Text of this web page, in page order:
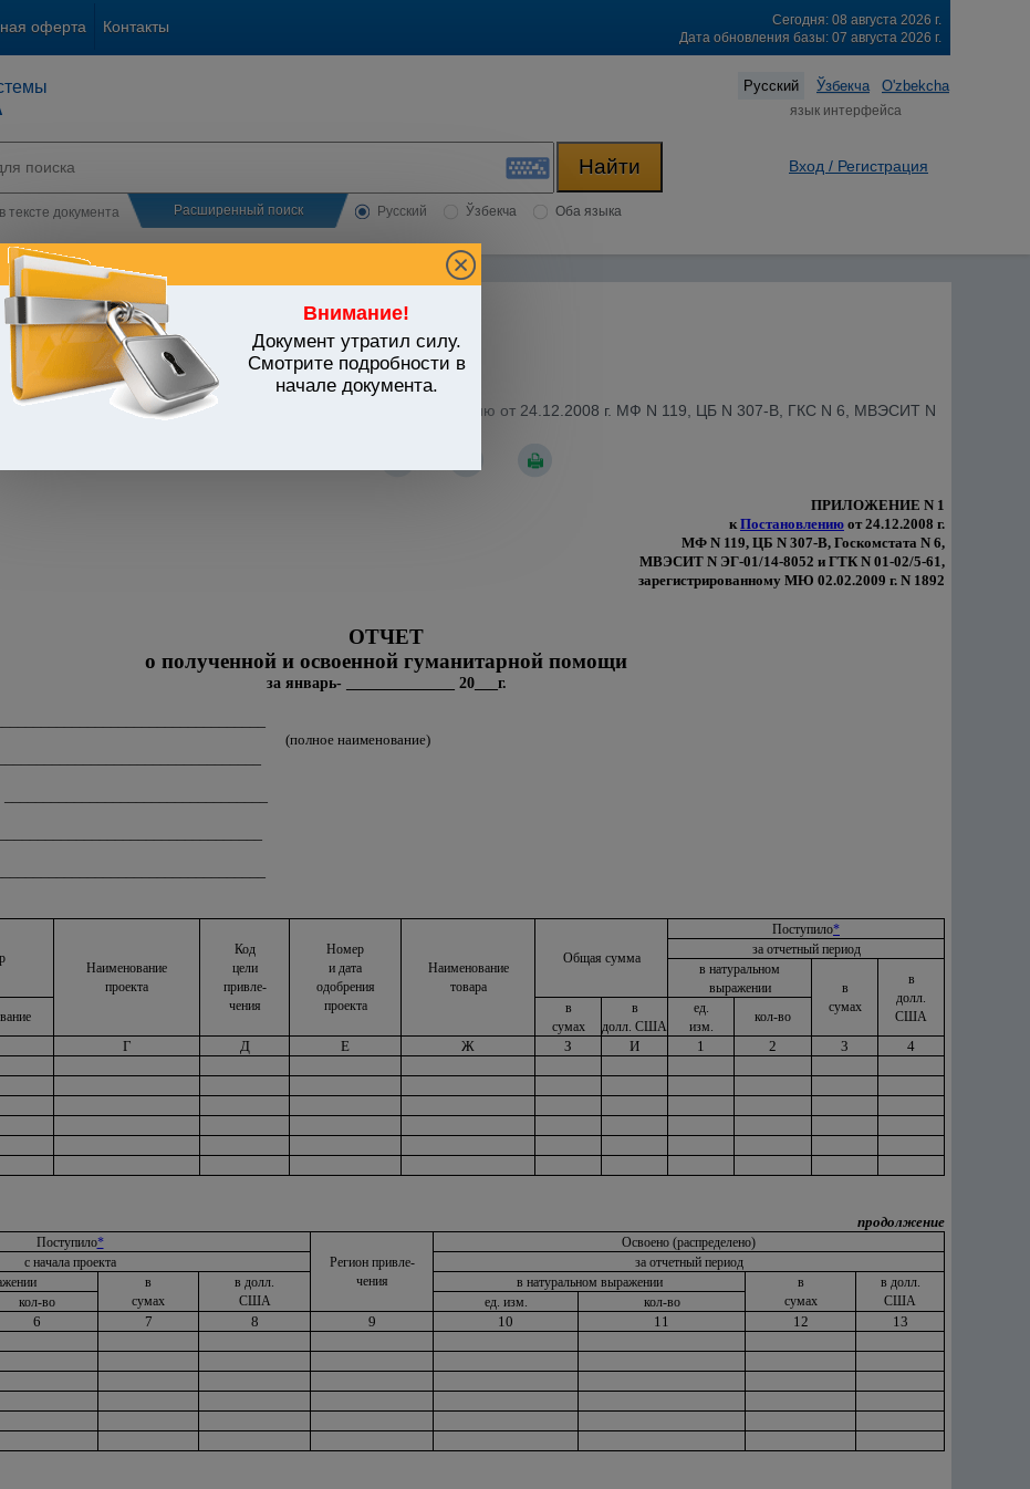
оферта Контакты
Сегодня: 08 августа 2026 г.
Дата обновления базы: 07 августа 2026 г.
Русский Ўзбекча O'zbekcha
язык интерфейса
в тексте документа Расширенный поиск Русский Ўзбекча Оба языка
Вход / Регистрация
Внимание!
Документ утратил силу.
Смотрите подробности в
начале документа.
УЗБЕКИСТАНА
Статистика. Отчетность Общие положения /
гуманитарной помощи (Приложение N 1 к Постановлению от 24.12.2008 г. МФ N 119, ЦБ N 307-В, ГКС N 6, МВЭСИТ N
02/5-61, зарегистрированному МЮ 02.02.2009 г. N 1892)
ПРИЛОЖЕНИЕ N 1
кПостановлению от 24.12.2008 г.
МФ N 119, ЦБ N 307-В, Госкомстата N 6,
МВЭСИТ N ЭГ-01/14-8052 и ГТК N 01-02/5-61,
зарегистрированному МЮ 02.02.2009 г. N 1892
ОТЧЕТ
о полученной и освоенной гуманитарной помощи
за январь- ______________ 20___г.
(полное наименование)
Наименование
проекта
Код
цели
привле-
чения
Номер
и дата
одобрения
проекта
Наименование
товара
Общая сумма
Поступило*
за отчетный период
в натуральном
выражении
в
сумах
в
долл.
США
в
сумах
в
долл. США
ед.
изм.
кол-во
Г Д Е Ж З И 1 2 3 4
продолжение
Поступило*
Регион привле-
чения
Освоено (распределено)
с начала проекта
за отчетный период
в
сумах
в долл.
США
в натуральном выражении
в
сумах
в долл.
США
кол-во ед. изм. кол-во
6 7 8 9 10 11 12 13